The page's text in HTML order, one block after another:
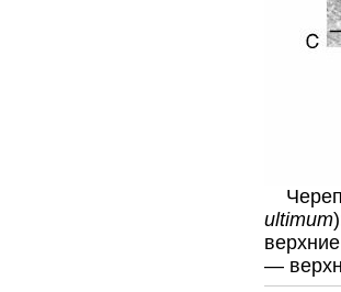
Череп
ultimum
—